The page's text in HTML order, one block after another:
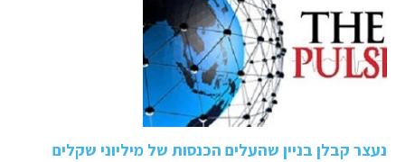
נעצר קבלן בניין שהעלים הכנסות של מיליוני שקלים